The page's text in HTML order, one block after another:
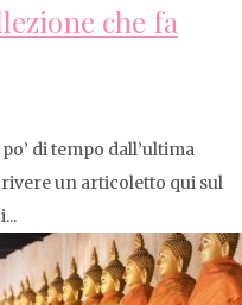
che fa
di tempo dall’ultima
un articoletto qui sul